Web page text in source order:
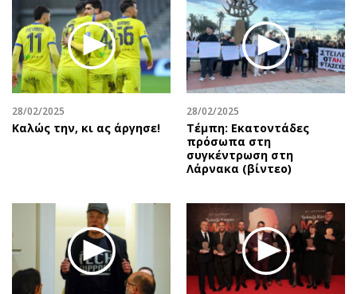
28/02/2025
Καλώς την, κι ας άργησε!
28/02/2025
Τέμπη: Εκατοντάδες
πρόσωπα στη
συγκέντρωση στη
Λάρνακα (βίντεο)